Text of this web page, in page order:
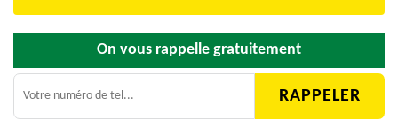
On vous rappelle gratuitement